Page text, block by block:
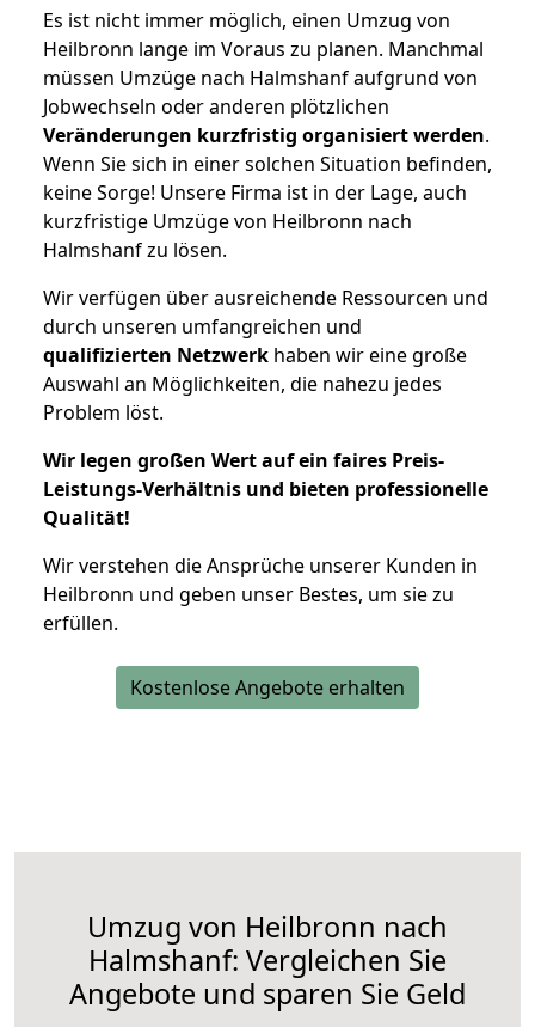
Es ist nicht immer möglich, einen Umzug von
Heilbronn lange im Voraus zu planen. Manchmal
müssen Umzüge nach Halmshanf aufgrund von
Jobwechseln oder anderen plötzlichen
Veränderungen kurzfristig organisiert werden.
Wenn Sie sich in einer solchen Situation befinden,
keine Sorge! Unsere Firma ist in der Lage, auch
kurzfristige Umzüge von Heilbronn nach
Halmshanf zu lösen.
Wir verfügen über ausreichende Ressourcen und
durch unseren umfangreichen und
qualifizierten Netzwerk haben wir eine große
Auswahl an Möglichkeiten, die nahezu jedes
Problem löst.
Wir legen großen Wert auf ein faires Preis-
Leistungs-Verhältnis und bieten professionelle
Qualität!
Wir verstehen die Ansprüche unserer Kunden in
Heilbronn und geben unser Bestes, um sie zu
erfüllen.
Kostenlose Angebote erhalten
Umzug von Heilbronn nach
Halmshanf: Vergleichen Sie
Angebote und sparen Sie Geld